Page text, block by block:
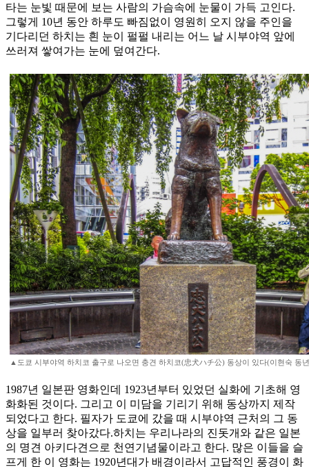
타는 눈빛 때문에 보는 사람의 가슴속에 눈물이 가득 고인다.
그렇게 10년 동안 하루도 빠짐없이 영원히 오지 않을 주인을
기다리던 하치는 흰 눈이 펄펄 내리는 어느 날 시부야역 앞에
쓰러져 쌓여가는 눈에 덮여간다.
▲도쿄 시부야역 하치코 출구로 나오면 충견 하치코(忠犬ハチ公) 동상이 있다(이현숙 동
1987년 일본판 영화인데 1923년부터 있었던 실화에 기초해 영
화화된 것이다. 그리고 이 미담을 기리기 위해 동상까지 제작
되었다고 한다. 필자가 도쿄에 갔을 때 시부야역 근처의 그 동
상을 일부러 찾아갔다.하치는 우리나라의 진돗개와 같은 일본
의 명견 아키다견으로 천연기념물이라고 한다. 많은 이들을 슬
프게 한 이 영화는 1920년대가 배경이라서 고답적인 풍경이 화